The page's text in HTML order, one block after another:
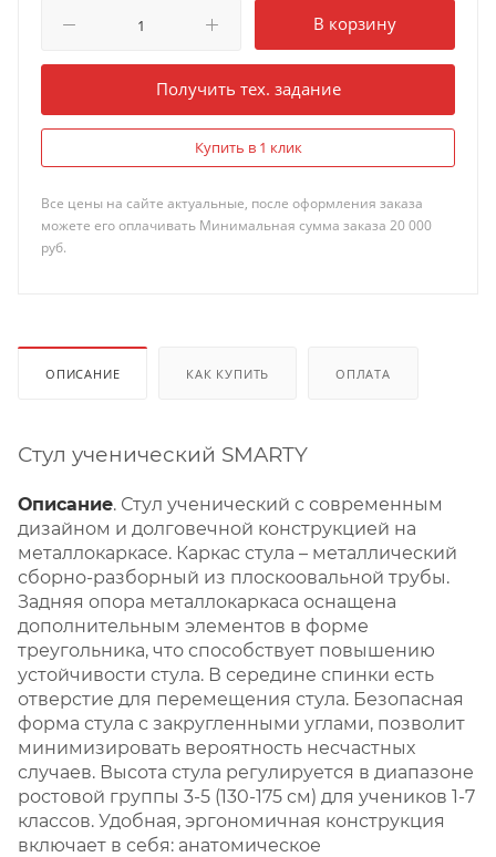
В корзину
Получить тех. задание
Купить в 1 клик
Все цены на сайте актуальные, после оформления заказа
можете его оплачивать Минимальная сумма заказа 20 000
руб.
ОПИСАНИЕ КАК КУПИТЬ ОПЛАТА
Стул ученический SMARTY
Описание. Стул ученический с современным
дизайном и долговечной конструкцией на
металлокаркасе. Каркас стула – металлический
сборно-разборный из плоскоовальной трубы.
Задняя опора металлокаркаса оснащена
дополнительным элементов в форме
треугольника, что способствует повышению
устойчивости стула. В середине спинки есть
отверстие для перемещения стула. Безопасная
форма стула с закругленными углами, позволит
минимизировать вероятность несчастных
случаев. Высота стула регулируется в диапазоне
ростовой группы 3-5 (130-175 см) для учеников 1-7
классов. Удобная, эргономичная конструкция
включает в себя: анатомическое